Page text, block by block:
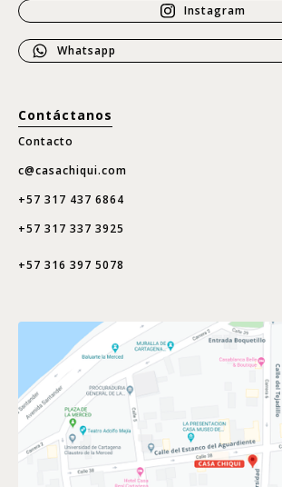
Instagram
Whatsapp
Contáctanos
Contacto
c@casachiqui.com
+57 317 437 6864
+57 317 337 3925
+57 316 397 5078